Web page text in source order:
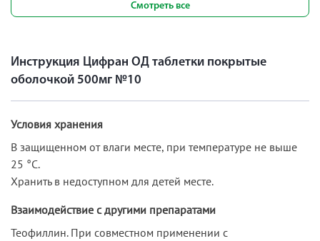
Смотреть все
Инструкция Цифран ОД таблетки покрытые
оболочкой 500мг №10
Условия хранения
В защищенном от влаги месте, при температуре не выше
25 °C.
Хранить в недоступном для детей месте.
Взаимодействие с другими препаратами
Теофиллин. При совместном применении с